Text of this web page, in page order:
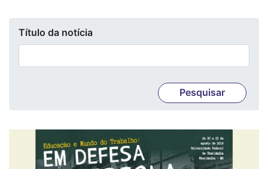
Título da notícia